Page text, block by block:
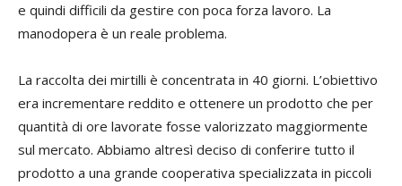
e quindi difficili da gestire con poca forza lavoro. La
manodopera è un reale problema.
La raccolta dei mirtilli è concentrata in 40 giorni. L’obiettivo
era incrementare reddito e ottenere un prodotto che per
quantità di ore lavorate fosse valorizzato maggiormente
sul mercato. Abbiamo altresì deciso di conferire tutto il
prodotto a una grande cooperativa specializzata in piccoli